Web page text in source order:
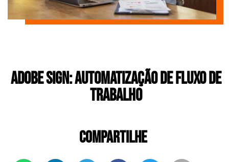
Adobe Sign: Automatização de Fluxo de
Trabalho
COMPARTILHE